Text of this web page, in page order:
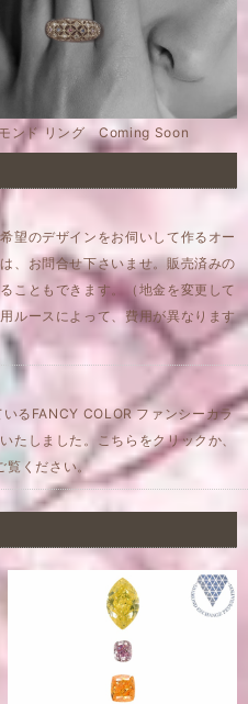
ンド リング Coming Soon
望のデザインをお伺いして作るオー
、お問合せ下さいませ。販売済みの
こともできます。（地金を変更して
ルースによって、費用が異なります
るFANCY COLOR ファンシーカラ
たしました。こちらをクリックか、
覧ください。